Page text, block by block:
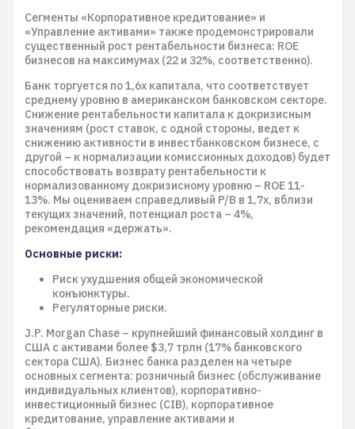
Сегменты «Корпоративное кредитование» и
«Управление активами» также продемонстрировали
существенный рост рентабельности бизнеса: ROE
бизнесов на максимумах (22 и 32%, соответственно).
Банк торгуется по 1,6х капитала, что соответствует
среднему уровню в американском банковском секторе.
Снижение рентабельности капитала к докризисным
значениям (рост ставок, с одной стороны, ведет к
снижению активности в инвестбанковском бизнесе, с
другой – к нормализации комиссионных доходов) будет
способствовать возврату рентабельности к
нормализованному докризисному уровню – ROE 11-
13%. Мы оцениваем справедливый P/B в 1,7х, вблизи
текущих значений, потенциал роста – 4%,
рекомендация «держать».
Основные риски:
Риск ухудшения общей экономической
конъюнктуры.
Регуляторные риски.
J.P. Morgan Chase – крупнейший финансовый холдинг в
США с активами более $3,7 трлн (17% банковского
сектора США). Бизнес банка разделен на четыре
основных сегмента: розничный бизнес (обслуживание
индивидуальных клиентов), корпоративно-
инвестиционный бизнес (CIB), корпоративное
кредитование, управление активами и